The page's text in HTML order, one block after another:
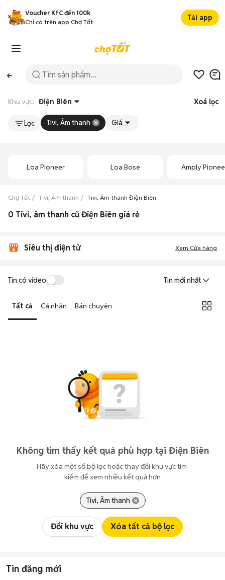
Voucher KFC đến 100k
Chỉ có trên app Chợ Tốt
Tải app
Khu vực: Điện Biên Xoá lọc
Lọc Tivi, Âm thanh Giá
Loa Pioneer Loa Bose Amply
Chợ Tốt Tivi, Âm thanh Tivi, Âm thanh Điện Biên
0 Tivi, âm thanh cũ Điện Biên giá rẻ
Siêu thị điện tử Xem Cửa hàng
Tin có video Tin mới nhất
Tất cả Cá nhân Bán chuyên
Không tìm thấy kết quả phù hợp tại Điện Biên
Hãy xóa một số bộ lọc hoặc thay đổi khu vực tìm
kiếm để xem nhiều kết quả hơn
Tivi, Âm thanh
Đổi khu vực Xóa tất cả bộ lọc
Tin đăng mới